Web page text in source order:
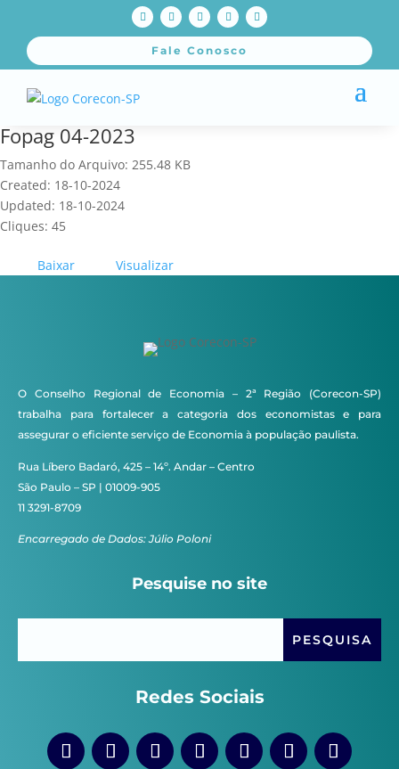
Fale Conosco
Fopag 04-2023
Tamanho do Arquivo: 255.48 KB
Created: 18-10-2024
Updated: 18-10-2024
Cliques: 45
Baixar Visualizar
O Conselho Regional de Economia – 2ª Região (Corecon-SP)
trabalha para fortalecer a categoria dos economistas e para
assegurar o eficiente serviço de Economia à população paulista.
Rua Líbero Badaró, 425 – 14º. Andar – Centro
São Paulo – SP | 01009-905
11 3291-8709
Encarregado de Dados: Júlio Poloni
Pesquise no site
Redes Sociais